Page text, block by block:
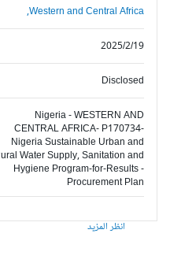
Western and Central Africa,
2025/2/19
Disclosed
Nigeria - WESTERN AND
CENTRAL AFRICA- P170734-
Nigeria Sustainable Urban and
Rural Water Supply, Sanitation and
Hygiene Program-for-Results -
Procurement Plan
انظر المزيد